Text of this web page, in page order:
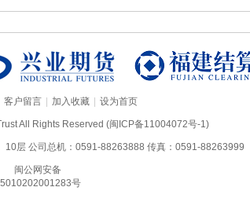
客户留言 | 加入收藏 | 设为首页
All Rights Reserved (闽ICP备11004072号-1)
10层 公司总机：0591-88263888 传真：0591-88263999
闽公网安备
号